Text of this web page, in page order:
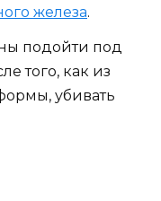
железа.
подойти под
того, как из
убивать